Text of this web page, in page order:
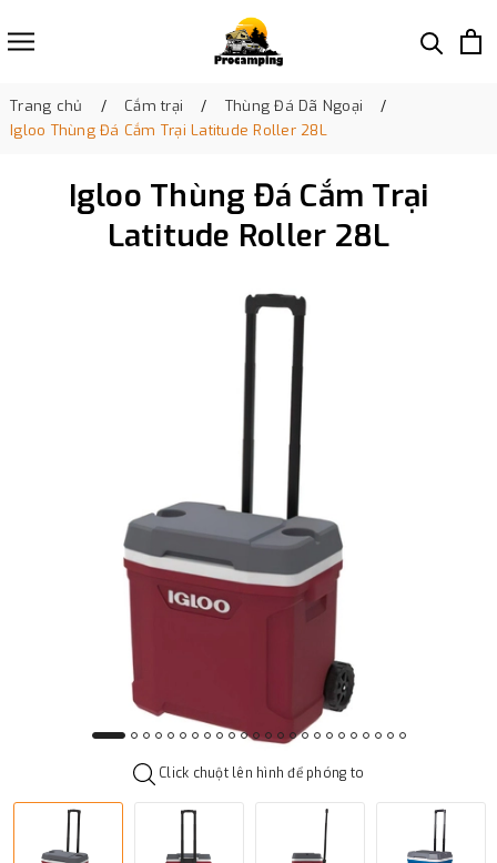
Trang chủ Cắm trại
Thùng Đá Dã Ngoại
Igloo Thùng Đá Cắm Trại Latitude Roller 28L
Igloo Thùng Đá Cắm Trại
Latitude Roller 28L
Click chuột lên hình để phóng to